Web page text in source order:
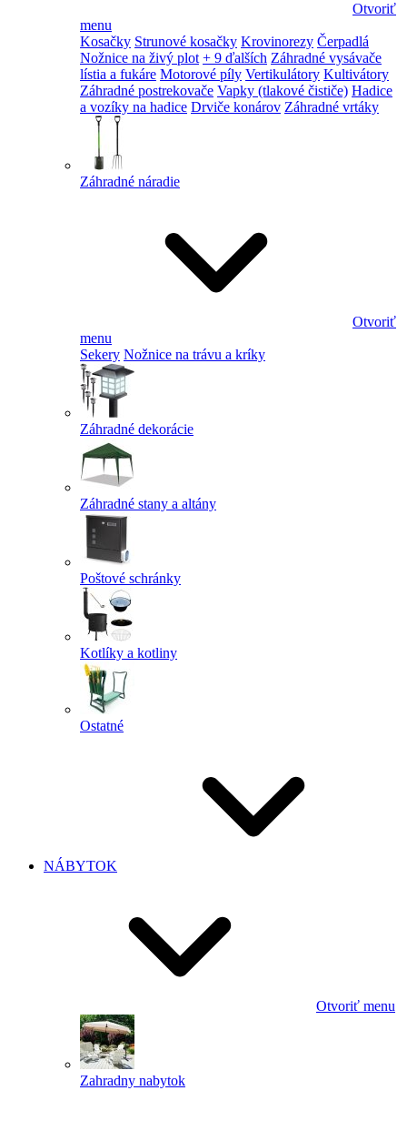
Otvoriť
menu
Kosačky Strunové kosačky Krovinorezy Čerpadlá
Nožnice na živý plot + 9 ďalších Záhradné vysávače
lístia a fukáre Motorové píly Vertikulátory Kultivátory
Záhradné postrekovače Vapky (tlakové čističe) Hadice
a vozíky na hadice Drviče konárov Záhradné vrtáky
Záhradné náradie
Otvoriť
menu
Sekery Nožnice na trávu a kríky
Záhradné dekorácie
Záhradné stany a altány
Poštové schránky
Kotlíky a kotliny
Ostatné
NÁBYTOK
Otvoriť menu
Zahradny nabytok